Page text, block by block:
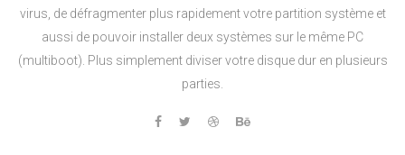
virus, de défragmenter plus rapidement votre partition système et
aussi de pouvoir installer deux systèmes sur le même PC
(multiboot). Plus simplement diviser votre disque dur en plusieurs
parties.